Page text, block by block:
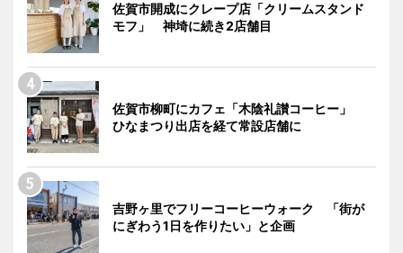
佐賀市開成にクレープ店「クリームスタンド
モフ」 神埼に続き2店舗目
佐賀市柳町にカフェ「木陰礼讃コーヒー」
ひなまつり出店を経て常設店舗に
吉野ヶ里でフリーコーヒーウォーク 「街が
にぎわう1日を作りたい」と企画